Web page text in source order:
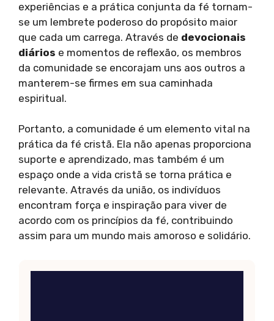
experiências e a prática conjunta da fé tornam-
se um lembrete poderoso do propósito maior
que cada um carrega. Através de devocionais
diários e momentos de reflexão, os membros
da comunidade se encorajam uns aos outros a
manterem-se firmes em sua caminhada
espiritual.
Portanto, a comunidade é um elemento vital na
prática da fé cristã. Ela não apenas proporciona
suporte e aprendizado, mas também é um
espaço onde a vida cristã se torna prática e
relevante. Através da união, os indivíduos
encontram força e inspiração para viver de
acordo com os princípios da fé, contribuindo
assim para um mundo mais amoroso e solidário.